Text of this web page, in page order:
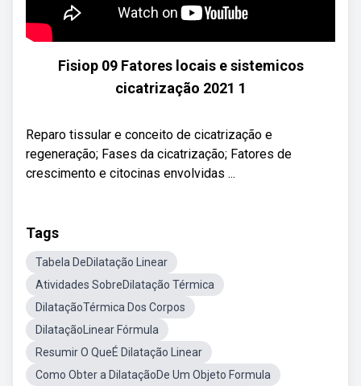
Fisiop 09 Fatores locais e sistemicos
cicatrização 2021 1
Reparo tissular e conceito de cicatrização e
regeneração; Fases da cicatrização; Fatores de
crescimento e citocinas envolvidas ...
Tags
Tabela DeDilatação Linear
Atividades SobreDilatação Térmica
DilataçãoTérmica Dos Corpos
DilataçãoLinear Fórmula
Resumir O QueÉ Dilatação Linear
Como Obter a DilataçãoDe Um Objeto Formula